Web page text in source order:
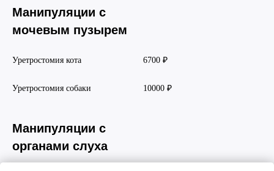
Манипуляции с
мочевым пузырем
Уретростомия кота 6700 ₽
Уретростомия собаки 10000 ₽
Манипуляции с
органами слуха